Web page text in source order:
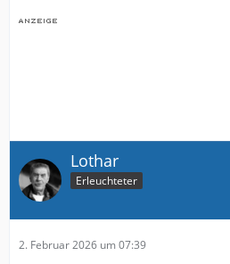
Lothar
Erleuchteter
2. Februar 2026 um 07:39